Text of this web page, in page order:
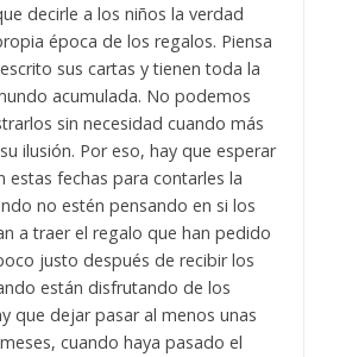
decirle a los niños la verdad
época de los regalos. Piensa
sus cartas y tienen toda la
acumulada. No podemos
sin necesidad cuando más
ilusión. Por eso, hay que esperar
estas fechas para contarles la
no estén pensando en si los
a traer el regalo que han pedido
justo después de recibir los
están disfrutando de los
que dejar pasar al menos unas
cuando haya pasado el